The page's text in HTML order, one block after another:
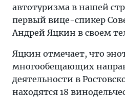
автотуризма в нашей
первый вице-спикер
Андрей Яцкин в своем
Яцкин отмечает, что
многообещающих
деятельности в
находятся 18